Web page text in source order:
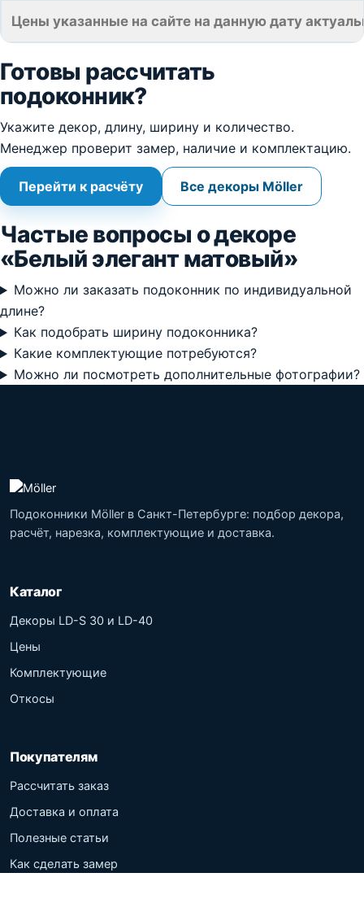
Цены указанные на сайте на данную дату
Готовы рассчитать
подоконник?
Укажите декор, длину, ширину и количество.
Менеджер проверит замер, наличие и комплектацию.
Перейти к расчёту Все декоры Möller
Частые вопросы о декоре
«Белый элегант матовый»
Можно ли заказать подоконник по индивидуальной
длине?
Как подобрать ширину подоконника?
Какие комплектующие потребуются?
Можно ли посмотреть дополнительные фотографии?
Подоконники Möller в Санкт-Петербурге: подбор декора,
расчёт, нарезка, комплектующие и доставка.
Каталог
Декоры LD-S 30 и LD-40
Цены
Комплектующие
Откосы
Покупателям
Рассчитать заказ
Доставка и оплата
Полезные статьи
Как сделать замер